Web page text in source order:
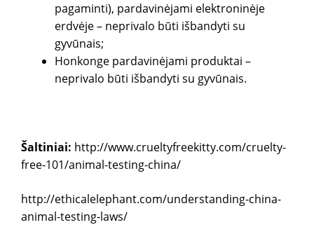
pagaminti), pardavinėjami elektroninėje
erdvėje – neprivalo būti išbandyti su
gyvūnais;
Honkonge pardavinėjami produktai –
neprivalo būti išbandyti su gyvūnais.
Šaltiniai: http://www.crueltyfreekitty.com/cruelty-
free-101/animal-testing-china/
http://ethicalelephant.com/understanding-china-
animal-testing-laws/